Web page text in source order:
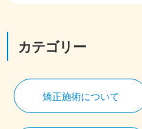
カテゴリー
矯正施術について